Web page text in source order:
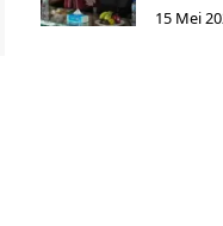
15 Mei